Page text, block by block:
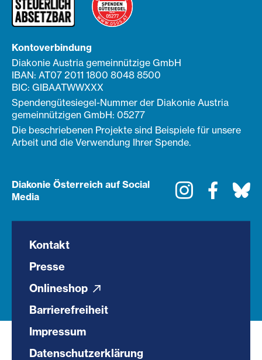
Kontoverbindung
Diakonie Austria gemeinnützige GmbH
IBAN: AT07 2011 1800 8048 8500
BIC: GIBAATWWXXX
Spendengütesiegel-Nummer der Diakonie Austria
gemeinnützigen GmbH: 05277
Die beschriebenen Projekte sind Beispiele für unsere
Arbeit und die Verwendung Ihrer Spende.
Diakonie Österreich auf Social
Media
Instagram
Kontakt
Presse
Onlineshop
Barrierefreiheit
Impressum
Datenschutzerklärung